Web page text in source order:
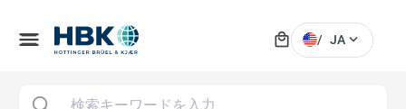
menu local_mall / JA expand_more